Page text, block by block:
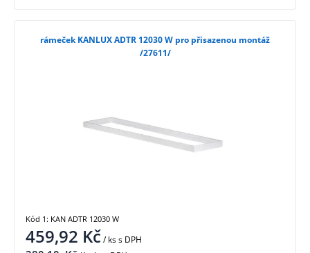
rámeček KANLUX ADTR 12030 W pro přisazenou montáž
/27611/
459,92 Kč/ kss DPH
Kód 1: KAN ADTR 12030 W